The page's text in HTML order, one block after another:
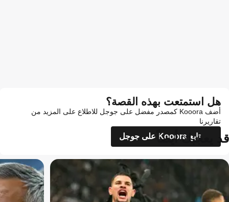
هل استمتعت بهذه القصة؟
أضف Kooora كمصدر مفضل على جوجل للاطلاع على المزيد من
تقاريرنا
تابع Kooora على جوجل
قد يعجبك أيضاً